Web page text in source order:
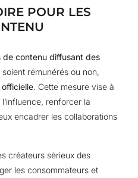
POUR LES
de contenu diffusant des
soient rémunérés ou non,
. Cette mesure vise à
renforcer la
encadrer les collaborations
créateurs sérieux des
les consommateurs et